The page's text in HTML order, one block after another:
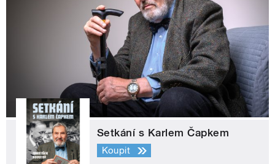
Setkání s Karlem Čapkem
Koupit